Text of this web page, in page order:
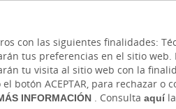
con las siguientes finalidades:
tus preferencias en el sitio
tu visita al sitio web con la
ACEPTAR, para rechazar o
INFORMACIÓN. Consulta aquíla
Y EMPRENDEDORES